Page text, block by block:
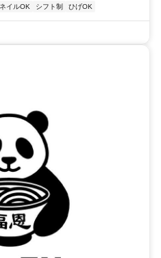
ネイルOK シフト制 ひげOK